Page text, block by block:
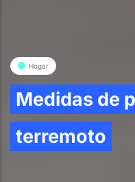
Hogar
Medidas de
terremoto